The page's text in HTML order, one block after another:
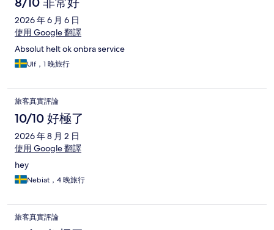
2026 年 6 月 6 日
使用 Google 翻譯
Absolut helt ok onbra service
Ulf，1 晚旅行
旅客真實評論
10/10 好極了
2026 年 8 月 2 日
使用 Google 翻譯
hey
Nebiat，4 晚旅行
旅客真實評論